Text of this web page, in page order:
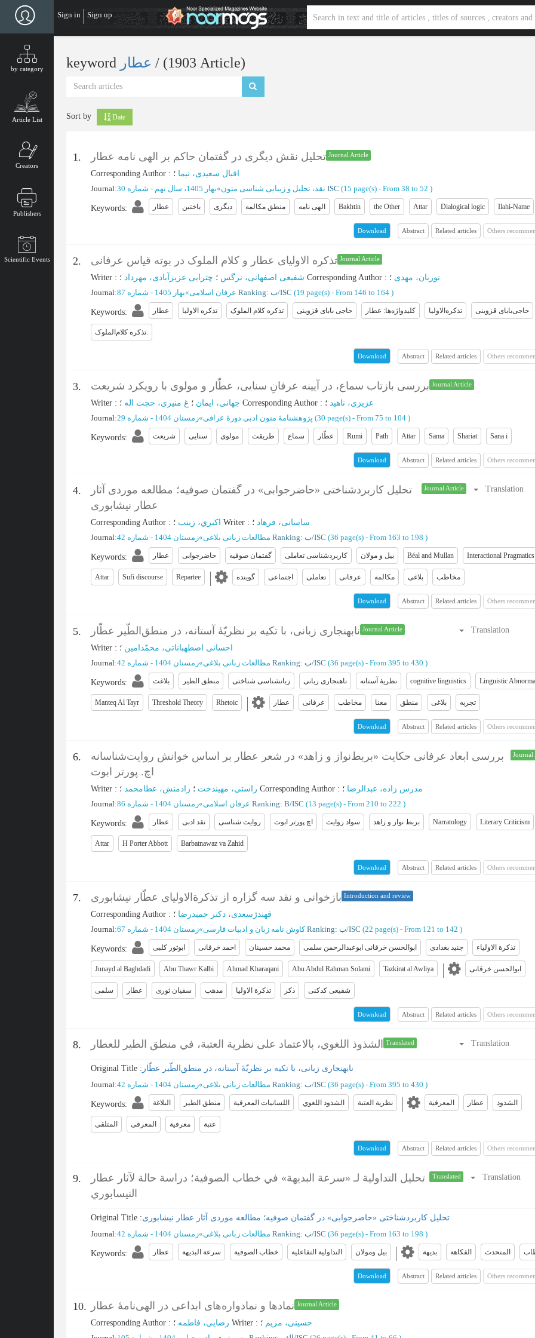
Sign in Sign up
by category
Article List
Creators
Publishers
Scientific Events
keyword ‎/ (1903 Article)
Sort by Date
1. تحلیل نقش دیگری در گفتمان حاکم بر الهی نامه عطار Journal Article
Corresponding Author : اقبال سعیدی، نیما ؛
Journal: نقد، تحلیل و زیبایی شناسی متون»بهار 1405، سال نهم - شماره 30 ISC (‎15 page(s) - From 38 to 52 )
Keywords: عطار باختین دیگری منطق مکالمه الهی نامه Bakhtin the Other Attar Dialogical logic Ilahi-Name
Download Abstract Related articles Others
2. تذکره الاولیای عطار و کلام الملوک در بوته قیاس عرفانی Journal Article
Writer : شفیعی اصفهانی، نرگس ؛ چترایی عزیزآبادی، مهرداد Corresponding Author : نوریان، مهدی ؛
Journal: عرفان اسلامی»بهار 1405 - شماره 87 Ranking: ب/ISC (‎19 page(s) - From 146 to 164 )
Keywords: عطار تذکره الاولیا تذکره کلام الملوک حاجی بابای قزوینی کلیدواژه‌ها: عطار تذکره‌الاولیا حاجی‌بابای قزوینی
تذکره کلام‌الملوک.
Download Abstract Related articles Others
3. بررسی بازتاب سماع، در آیینه عرفانِ سنایی، عطّار و مولوی با رویکرد شریعت Journal Article
Writer : جهانی، ایمان ؛ غ منیری، حجت اله Corresponding Author : عزیزی، ناهید ؛
Journal: پژوهشنامۀ متون ادبی دورۀ عراقی»زمستان 1404 - شماره 29 (‎30 page(s) - From 75 to 104 )
Keywords: شریعت سنایی مولوی طریقت سماع عطّار Rumi Path Attar Sama Shariat Sana i
Download Abstract Related articles Others
4.
تحلیل کاربردشناختی «حاضرجوابی» در گفتمان صوفیه؛ مطالعه موردی آثار
عطار نیشابوری
Journal Article Translation
Corresponding Author : اكبري، زينب Writer : ساسانی، فرهاد ؛
Journal: مطالعات زبانی بلاغی»زمستان 1404 - شماره 42 Ranking: ب/ISC (‎36 page(s) - From 163 to 198 )
Keywords: عطار حاضرجوابی گفتمان صوفیه کاربردشناسی تعاملی بیل و مولان Béal and Mullan Interactional Pragmatics
Attar Sufi discourse Repartee گوینده اجتماعی تعاملی عرفانی مکالمه بلاغی مخاطب
Download Abstract Related articles Others
5. نابهنجاری زبانی، با تکیه بر نظریّۀ آستانه، در منطق‌الطّیر عطّار Journal Article
Translation
Writer : احسانی اصطهباناتی، محمّدامین ؛
Journal: مطالعات زبانی بلاغی»زمستان 1404 - شماره 42 Ranking: ب/ISC (‎36 page(s) - From 395 to 430 )
Keywords: بلاغت منطق الطیر زبانشناسی شناختی ناهنجاری زبانی نظریۀ آستانه cognitive linguistics Linguistic
Manteq Al Tayr Threshold Theory Rhetoic عطار عرفانی مخاطب معنا منطق بلاغی تجربه
Download Abstract Related articles Others
6.
بررسی ابعاد عرفانی حکایت «بربط‌نواز و زاهد» در شعر عطار بر اساس خوانش روایت‌شناسانه
اچ. پورتر ابوت
Journal
Writer : راستی، مهیندخت ؛ رادمنش، عطامحمد Corresponding Author : مدرس زاده، عبدالرضا ؛
Journal: عرفان اسلامی»زمستان 1404 - شماره 86 Ranking: B/ISC (‎13 page(s) - From 210 to 222 )
Keywords: عطار نقد ادبی روایت شناسی اچ پورتر ابوت سواد روایت بربط نواز و زاهد Narratology Literary Criticism
Attar H Porter Abbott Barbatnawaz va Zahid
Download Abstract Related articles Others
7. بازخوانی و نقد سه گزاره از تذکرة‌الاولیای عطّار نیشابوری Introduction and review
Corresponding Author : فهندژسعدی، دکتر حمیدرضا ؛
Journal: کاوش نامه زبان و ادبیات فارسی»زمستان 1404 - شماره 67 Ranking: ب/ISC (‎22 page(s) - From 121 to 142 )
Keywords: ابوثور کلبی احمد خرقانی محمد حسینان ابوالحسن خرقانی ابوعبدالرحمن سلمی جنید بغدادی تذکرة الاولیاء
Junayd al Baghdadi Abu Thawr Kalbi Ahmad Kharaqani Abu Abdul Rahman Solami Tazkirat al Awliya ابوالحسن خرقانی
سلمی عطار سفیان ثوری مذهب تذکرة الاولیا ذکر شفیعی کدکنی
Download Abstract Related articles Others
8. الشذوذ اللغوي، بالاعتماد على نظرية العتبة، في منطق الطير للعطار Translated Translation
Original Title : نابهنجاری زبانی، با تکیه بر نظریّۀ آستانه، در منطق‌الطّیر عطّار
Journal: مطالعات زبانی بلاغی»زمستان 1404 - شماره 42 Ranking: ب/ISC (‎36 page(s) - From 395 to 430 )
Keywords: البلاغة منطق الطير اللسانيات المعرفية الشذوذ اللغوي نظرية العتبة المعرفیة عطار الشذوذ
المتلقی المعرفی معرفیة عتبة
Download Abstract Related articles Others
9.
تحليل التداولية لـ «سرعة البديهة» في خطاب الصوفية؛ دراسة حالة لآثار عطار
النيسابوري
Translated Translation
Original Title :تحلیل کاربردشناختی «حاضرجوابی» در گفتمان صوفیه؛ مطالعه موردی آثار عطار نیشابوری
Journal: مطالعات زبانی بلاغی»زمستان 1404 - شماره 42 Ranking: ب/ISC (‎36 page(s) - From 163 to 198 )
Keywords: عطار سرعة البديهة خطاب الصوفية التداولية التفاعلية بيل ومولان بدیهة الفکاهة المتحدث
Download Abstract Related articles Others
10. نمادها و نمادواره‌های ابداعی در الهی‌نامۀ عطار Journal Article
Corresponding Author : رضایی، فاطمه Writer : حسینی، مریم ؛